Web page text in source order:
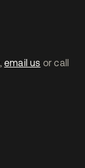
email us or call